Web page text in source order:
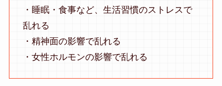
・睡眠・食事など、生活習慣のストレスで
乱れる
・精神面の影響で乱れる
・女性ホルモンの影響で乱れる